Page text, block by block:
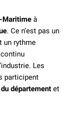
Maritime à
. Ce n’est pas un
un rythme
Les
participent
département et